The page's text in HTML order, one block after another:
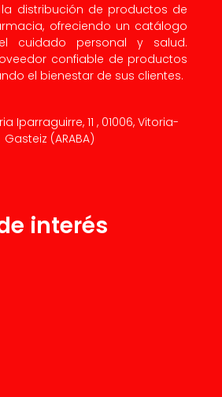
distribución de productos de
ofreciendo un catálogo
cuidado personal y salud.
confiable de productos
el bienestar de sus clientes.
Iparraguirre, 11 , 01006, Vitoria-
Gasteiz (ARABA)
interés